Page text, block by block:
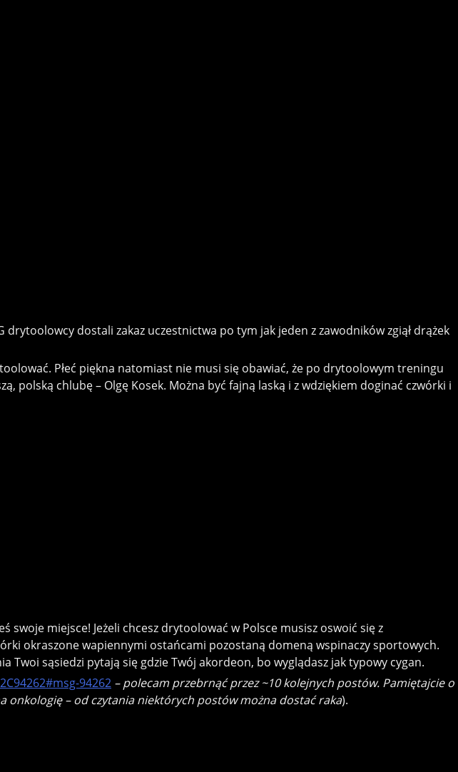
dostali zakaz uczestnictwa po tym jak jeden z zawodników zgiął drążek
Płeć piękna natomiast nie musi się obawiać, że po drytoolowym treningu
polską chlubę – Olgę Kosek. Można być fajną laską i z wdziękiem doginać czwórki i
swoje miejsce! Jeżeli chcesz drytoolować w Polsce musisz oswoić się z
okraszone wapiennymi ostańcami pozostaną domeną wspinaczy sportowych.
Twoi sąsiedzi pytają się gdzie Twój akordeon, bo wyglądasz jak typowy cygan.
94262 – polecam przebrnąć przez ~10 kolejnych postów. Pamiętajcie o
onkologię – od czytania niektórych postów można dostać raka).